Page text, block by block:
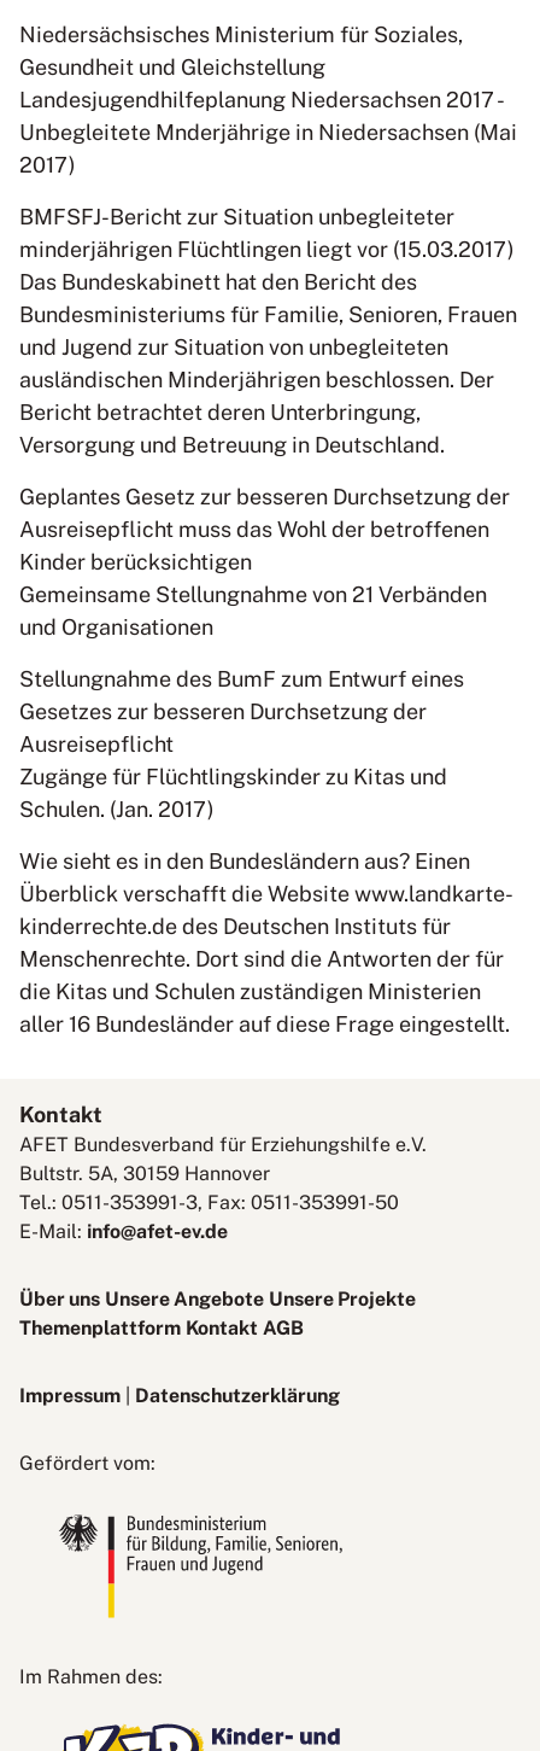
Niedersächsisches Ministerium für Soziales,
Gesundheit und Gleichstellung
Landesjugendhilfeplanung Niedersachsen 2017 -
Unbegleitete Mnderjährige in Niedersachsen (Mai
2017)
BMFSFJ-Bericht zur Situation unbegleiteter
minderjährigen Flüchtlingen liegt vor (15.03.2017)
Das Bundeskabinett hat den Bericht des
Bundesministeriums für Familie, Senioren, Frauen
und Jugend zur Situation von unbegleiteten
ausländischen Minderjährigen beschlossen. Der
Bericht betrachtet deren Unterbringung,
Versorgung und Betreuung in Deutschland.
Geplantes Gesetz zur besseren Durchsetzung der
Ausreisepflicht muss das Wohl der betroffenen
Kinder berücksichtigen
Gemeinsame Stellungnahme von 21 Verbänden
und Organisationen
Stellungnahme des BumF zum Entwurf eines
Gesetzes zur besseren Durchsetzung der
Ausreisepflicht
Zugänge für Flüchtlingskinder zu Kitas und
Schulen. (Jan. 2017)
Wie sieht es in den Bundesländern aus? Einen
Überblick verschafft die Website www.landkarte-
kinderrechte.de des Deutschen Instituts für
Menschenrechte. Dort sind die Antworten der für
die Kitas und Schulen zuständigen Ministerien
aller 16 Bundesländer auf diese Frage eingestellt.
Kontakt
AFET Bundesverband für Erziehungshilfe e.V.
Bultstr. 5A, 30159 Hannover
Tel.: 0511-353991-3, Fax: 0511-353991-50
E-Mail: info@afet-ev.de
Über uns Unsere Angebote Unsere Projekte
Themenplattform Kontakt AGB
Impressum Datenschutzerklärung
Gefördert vom:
Bildung,
Familie,
Senioren,
Im Rahmen des:
Jugendplan